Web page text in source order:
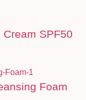
SPF50
Foam